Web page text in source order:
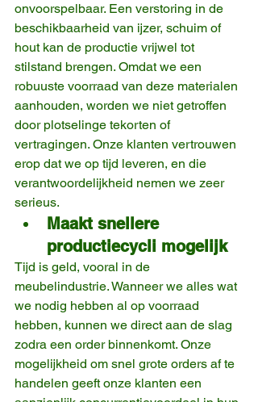
onvoorspelbaar. Een verstoring in de
beschikbaarheid van ijzer, schuim of
hout kan de productie vrijwel tot
stilstand brengen. Omdat we een
robuuste voorraad van deze materialen
aanhouden, worden we niet getroffen
door plotselinge tekorten of
vertragingen. Onze klanten vertrouwen
erop dat we op tijd leveren, en die
verantwoordelijkheid nemen we zeer
serieus.
Maakt snellere
productiecycli mogelijk
Tijd is geld, vooral in de
meubelindustrie. Wanneer we alles wat
we nodig hebben al op voorraad
hebben, kunnen we direct aan de slag
zodra een order binnenkomt. Onze
mogelijkheid om snel grote orders af te
handelen geeft onze klanten een